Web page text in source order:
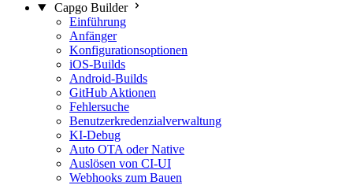
Capgo Builder
Einführung
Anfänger
Konfigurationsoptionen
iOS-Builds
Android-Builds
GitHub Aktionen
Fehlersuche
Benutzerkredenzialverwaltung
KI-Debug
Auto OTA oder Native
Auslösen von CI-UI
Webhooks zum Bauen